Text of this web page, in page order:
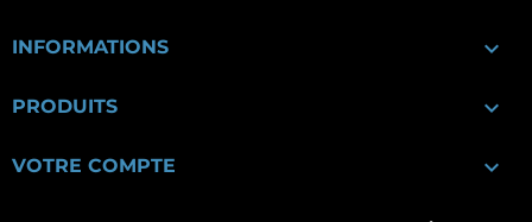
INFORMATIONS 
PRODUITS 
VOTRE COMPTE 